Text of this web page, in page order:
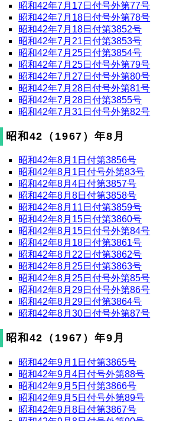
昭和42年7月17日付号外第77号
昭和42年7月18日付号外第78号
昭和42年7月18日付第3852号
昭和42年7月21日付第3853号
昭和42年7月25日付第3854号
昭和42年7月25日付号外第79号
昭和42年7月27日付号外第80号
昭和42年7月28日付号外第81号
昭和42年7月28日付第3855号
昭和42年7月31日付号外第82号
昭和42（1967）年8月
昭和42年8月1日付第3856号
昭和42年8月1日付号外第83号
昭和42年8月4日付第3857号
昭和42年8月8日付第3858号
昭和42年8月11日付第3859号
昭和42年8月15日付第3860号
昭和42年8月15日付号外第84号
昭和42年8月18日付第3861号
昭和42年8月22日付第3862号
昭和42年8月25日付第3863号
昭和42年8月25日付号外第85号
昭和42年8月29日付号外第86号
昭和42年8月29日付第3864号
昭和42年8月30日付号外第87号
昭和42（1967）年9月
昭和42年9月1日付第3865号
昭和42年9月4日付号外第88号
昭和42年9月5日付第3866号
昭和42年9月5日付号外第89号
昭和42年9月8日付第3867号